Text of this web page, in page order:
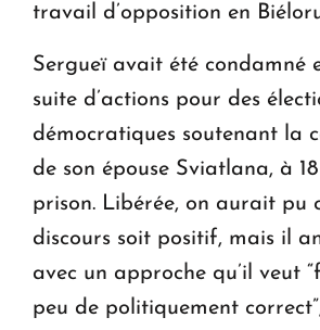
travail d’opposition en
Sergueï avait été condamné
suite d’actions pour des
démocratiques soutenant la
de son épouse Sviatlana, à
prison. Libérée, on aurait pu
discours soit positif, mais il
avec un approche qu’il veut
peu de politiquement